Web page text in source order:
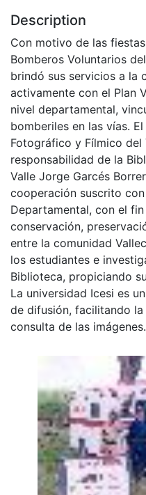
Description
Con motivo de las
Bomberos Voluntarios
brindó sus servicios a la
activamente con el Plan
nivel departamental,
bomberiles en las vías.
Fotográfico y Fílmico del
responsabilidad de la
Valle Jorge Garcés
cooperación suscrito
Departamental, con el
conservación,
entre la comunidad
los estudiantes e
Biblioteca, propiciando
La universidad Icesi es
de difusión, facilitando
consulta de las imágenes.